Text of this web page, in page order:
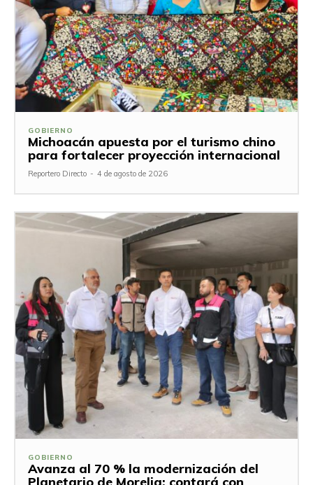
GOBIERNO
Michoacán apuesta por el turismo chino
para fortalecer proyección internacional
Reportero Directo - 4 de agosto de 2026
GOBIERNO
Avanza al 70 % la modernización del